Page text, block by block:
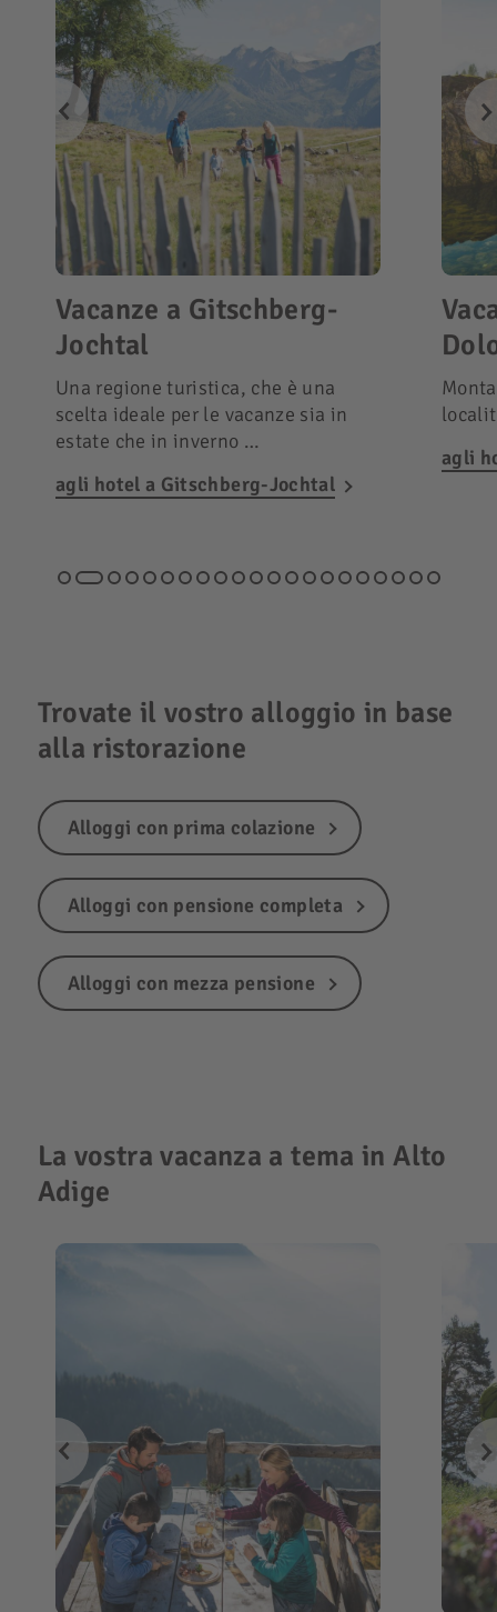
Vacanze a Gitschberg-
Jochtal
Una regione turistica, che è una
scelta ideale per le vacanze sia in
estate che in inverno …
agli hotel a Gitschberg-Jochtal
agli
Trovate il vostro alloggio in base
alla ristorazione
Alloggi con prima colazione
Alloggi con pensione completa
Alloggi con mezza pensione
La vostra vacanza a tema in Alto
Adige